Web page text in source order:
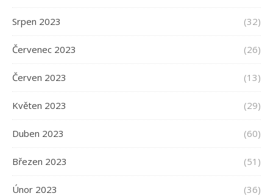
Srpen 2023 (32)
Červenec 2023 (26)
Červen 2023 (13)
Květen 2023 (29)
Duben 2023 (60)
Březen 2023 (51)
Únor 2023 (36)